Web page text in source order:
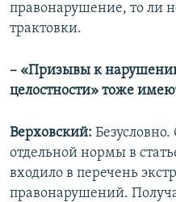
правонарушение, то ли
трактовки.
– «Призывы к
целостности» тоже
Верховский:
отдельной нормы в
входило в перечень
правонарушений.